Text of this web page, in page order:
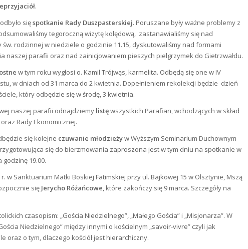
.
sięspotkanie Rady Duszpasterskiej. Poruszane były ważne problemy z
tegoroczną wizytę kolędową, zastanawialiśmy się nad
rodzinnej w niedziele o godzinie 11.15, dyskutowaliśmy nad formami
naszej parafii oraz nad zainicjowaniem pieszych pielgrzymek do Gietrzwałdu.
w tym roku wygłosi o. Kamil Trójwąs, karmelita. Odbędą się one w IV
w dniach od 31 marca do 2 kwietnia. Dopełnieniem rekolekcji będzie dzień
który odbędzie się w środę, 3 kwietnia.
naszej parafii odnajdziemy listęwszystkich Parafian, wchodzących w skład
Rady Ekonomicznej.
się kolejne czuwanie młodzieżyw Wyższym Seminarium Duchownym
się do bierzmowania zaproszona jest w tym dniu na spotkanie w
19.00.
r. w Sanktuarium Matki Boskiej Fatimskiej przy ul. Bajkowej 15 w Olsztynie, Mszą
się Jerycho Różańcowe, które zakończy się 9 marca. Szczegóły na
czasopism: „Gościa Niedzielnego”, „Małego Gościa” i „Misjonarza”. W
Niedzielnego” między innymi o kościelnym „savoir-vivre” czyli jak
oraz o tym, dlaczego kościół jest hierarchiczny.